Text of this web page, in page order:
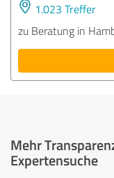
1.023 Treffer
zu Beratung in
Mehr
Expertensuche